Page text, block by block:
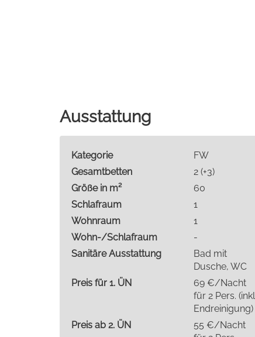
Ausstattung
Kategorie
FW
Gesamtbetten
2 (+3)
Größe in m²
60
Schlafraum
1
Wohnraum
1
Wohn-/Schlafraum
-
Sanitäre Ausstattung
Bad mit
Dusche, WC
Preis für 1. ÜN
69 €/Nacht
für 2 Pers.
Endreinigung)
Preis ab 2. ÜN
55 €/Nacht